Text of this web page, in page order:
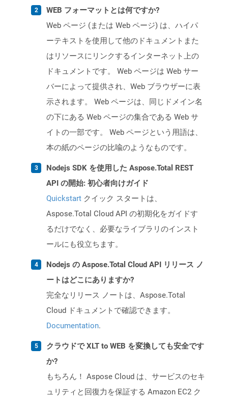
WEB フォーマットとは何ですか?
Web ページ (または Web ページ) は、ハイパ
ーテキストを使用して他のドキュメントまた
はリソースにリンクするインターネット上の
ドキュメントです。 Web ページは Web サー
バーによって提供され、Web ブラウザーに表
示されます。 Web ページは、同じドメイン名
の下にある Web ページの集合である Web サ
イトの一部です。 Web ページという用語は、
本の紙のページの比喩のようなものです。
Nodejs SDK を使用した Aspose.Total REST
API の開始: 初心者向けガイド
Quickstart クイック スタートは、
Aspose.Total Cloud API の初期化をガイドす
るだけでなく、必要なライブラリのインスト
ールにも役立ちます。
Nodejs の Aspose.Total Cloud API リリース ノ
ートはどこにありますか?
完全なリリース ノートは、Aspose.Total
Cloud ドキュメントで確認できます。
Documentation.
クラウドで XLT to WEB を変換しても安全です
か?
もちろん！ Aspose Cloud は、サービスのセキ
ュリティと回復力を保証する Amazon EC2 ク